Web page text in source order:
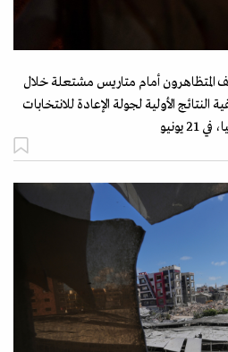
المتظاهرون أمام متاريس مشتعلة خلال
الأولية لجولة الإعادة للانتخابات
يونيو